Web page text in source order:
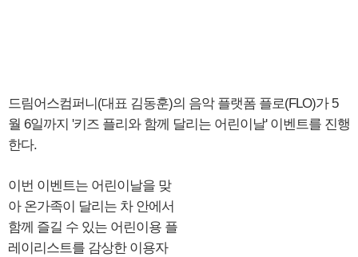
드림어스컴퍼니(대표 김동훈)의 음악 플랫폼 플로(FLO)가 5
월 6일까지 '키즈 플리와 함께 달리는 어린이날' 이벤트를 진행
한다.
이번 이벤트는 어린이날을 맞
아 온가족이 달리는 차 안에서
함께 즐길 수 있는 어린이용 플
레이리스트를 감상한 이용자